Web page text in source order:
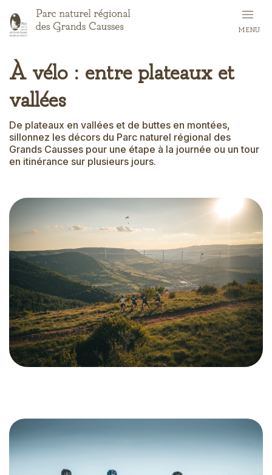
to
main
MENU
À vélo : entre plateaux et
vallées
De plateaux en vallées et de buttes en montées,
sillonnez les décors du Parc naturel régional des
Grands Causses pour une étape à la journée ou un tour
en itinérance sur plusieurs jours.